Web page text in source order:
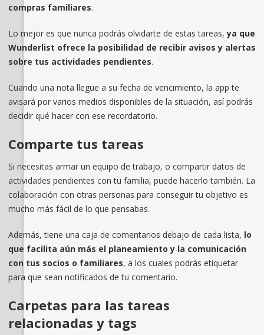
compras familiares.
Lo mejor es que nunca podrás olvidarte de estas tareas,ya que
Wunderlist ofrece la posibilidad de recibir avisos y alertas
sobre tus actividades pendientes.
Cuando una nota llegue a su fecha de vencimiento, la app te
avisará por varios medios disponibles de la situación, así podrás
decidir qué hacer con ese recordatorio.
Comparte tus tareas
Si necesitas armar un equipo de trabajo, o compartir datos de
actividades pendientes con tu familia, puede hacerlo también. La
colaboración con otras personas para conseguir tu objetivo es
mucho más fácil de lo que pensabas.
Además, tiene una caja de comentarios debajo de cada lista, lo
que facilita aún más el planeamiento y la comunicación
con tus socios o familiares, a los cuales podrás etiquetar
para que sean notificados de tu comentario.
Carpetas para las tareas
relacionadas y tags